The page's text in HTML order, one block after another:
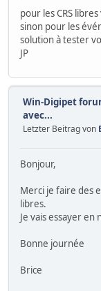
pour les CRS libres
sinon pour les
solution à tester
JP
Win-Digipet
avec...
Letzter Beitrag von
Bonjour,
Merci je faire des
libres.
Je vais essayer
Bonne journée
Brice